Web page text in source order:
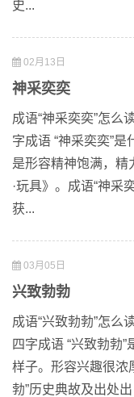
史...
02月13日
神采奕奕
成语“神采奕奕”怎么
字成语 “神采奕奕”
是形容精神饱满，精
·玩具》。成语“神
获...
03月05日
兴致勃勃
成语“兴致勃勃”怎么
四字成语 “兴致勃勃
样子。形容兴趣很浓
勃”历史典故及出处